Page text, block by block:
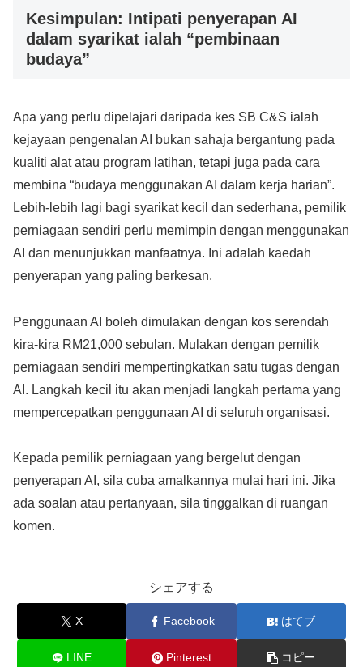
Kesimpulan: Intipati penyerapan AI
dalam syarikat ialah “pembinaan
budaya”
Apa yang perlu dipelajari daripada kes SB C&S ialah
kejayaan pengenalan AI bukan sahaja bergantung pada
kualiti alat atau program latihan, tetapi juga pada cara
membina “budaya menggunakan AI dalam kerja harian”.
Lebih-lebih lagi bagi syarikat kecil dan sederhana, pemilik
perniagaan sendiri perlu memimpin dengan menggunakan
AI dan menunjukkan manfaatnya. Ini adalah kaedah
penyerapan yang paling berkesan.
Penggunaan AI boleh dimulakan dengan kos serendah
kira-kira RM21,000 sebulan. Mulakan dengan pemilik
perniagaan sendiri mempertingkatkan satu tugas dengan
AI. Langkah kecil itu akan menjadi langkah pertama yang
mempercepatkan penggunaan AI di seluruh organisasi.
Kepada pemilik perniagaan yang bergelut dengan
penyerapan AI, sila cuba amalkannya mulai hari ini. Jika
ada soalan atau pertanyaan, sila tinggalkan di ruangan
komen.
シェアする
X Facebook はてブ
LINE Pinterest コピー